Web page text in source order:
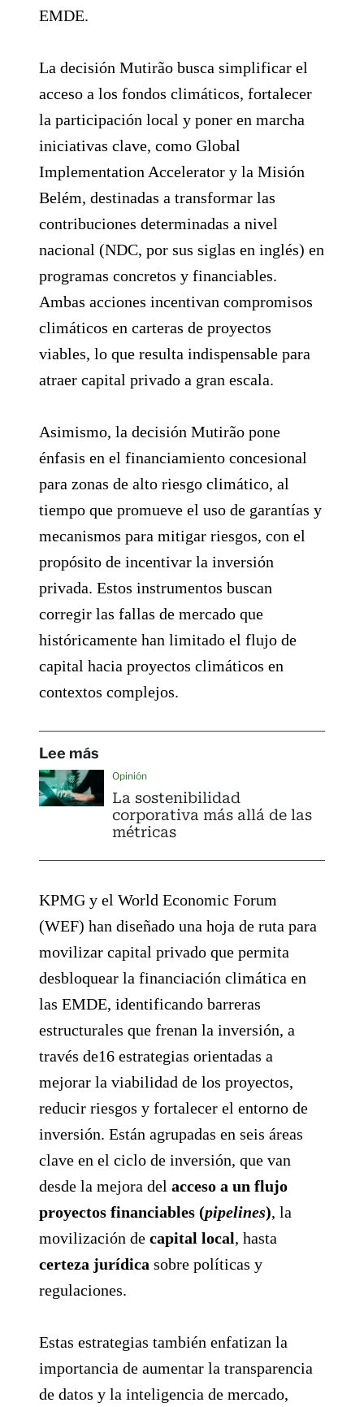
EMDE.
La decisión Mutirão busca simplificar el
acceso a los fondos climáticos, fortalecer
la participación local y poner en marcha
iniciativas clave, como Global
Implementation Accelerator y la Misión
Belém, destinadas a transformar las
contribuciones determinadas a nivel
nacional (NDC, por sus siglas en inglés) en
programas concretos y financiables.
Ambas acciones incentivan compromisos
climáticos en carteras de proyectos
viables, lo que resulta indispensable para
atraer capital privado a gran escala.
Asimismo, la decisión Mutirão pone
énfasis en el financiamiento concesional
para zonas de alto riesgo climático, al
tiempo que promueve el uso de garantías y
mecanismos para mitigar riesgos, con el
propósito de incentivar la inversión
privada. Estos instrumentos buscan
corregir las fallas de mercado que
históricamente han limitado el flujo de
capital hacia proyectos climáticos en
contextos complejos.
Lee más
Opinión
La sostenibilidad
corporativa más allá de las
métricas
KPMG y el World Economic Forum
(WEF) han diseñado una hoja de ruta para
movilizar capital privado que permita
desbloquear la financiación climática en
las EMDE, identificando barreras
estructurales que frenan la inversión, a
través de16 estrategias orientadas a
mejorar la viabilidad de los proyectos,
reducir riesgos y fortalecer el entorno de
inversión. Están agrupadas en seis áreas
clave en el ciclo de inversión, que van
desde la mejora del acceso a un flujo
proyectos financiables (pipelines), la
movilización de capital local, hasta
certeza jurídica sobre políticas y
regulaciones.
Estas estrategias también enfatizan la
importancia de aumentar la transparencia
de datos y la inteligencia de mercado,